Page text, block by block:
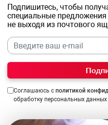
Подпишитесь, чтобы
специальные предложения
не выходя из почтового
Соглашаюсь с политикой
обработку персональных данных